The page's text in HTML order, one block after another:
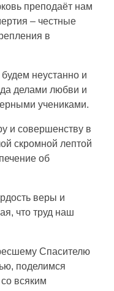
преподаёт нам
– честные
в
неустанно и
делами любви и
учениками.
и совершенству в
скромной лептой
об
веры и
что труд наш
Спасителю
поделимся
всяким